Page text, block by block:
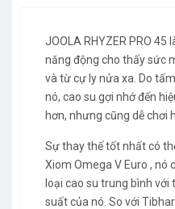
JOOLA RHYZER PRO 45
năng động cho thấy sức
và từ cự ly nửa xa. Do
nó, cao su gợi nhớ đến
hơn, nhưng cũng dễ chơi
Sự thay thế tốt nhất có
Xiom Omega V Euro ,
loại cao su trung bình với
suất của nó. So với